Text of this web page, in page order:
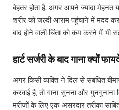
बेहतर होता है. अगर आपने ज्यादा मेहनत
शरीर को जल्दी आराम पहुंचाने में मदद
बाद होने वाली चिंता को कम करने में भी
हार्ट सर्जरी के बाद गाना क्यों
अगर किसी व्यक्ति ने दिल से संबंधित
करवाई है, तो गाना सुनना और गुनगुनाना
मरीजों के लिए एक असरदार तरीका